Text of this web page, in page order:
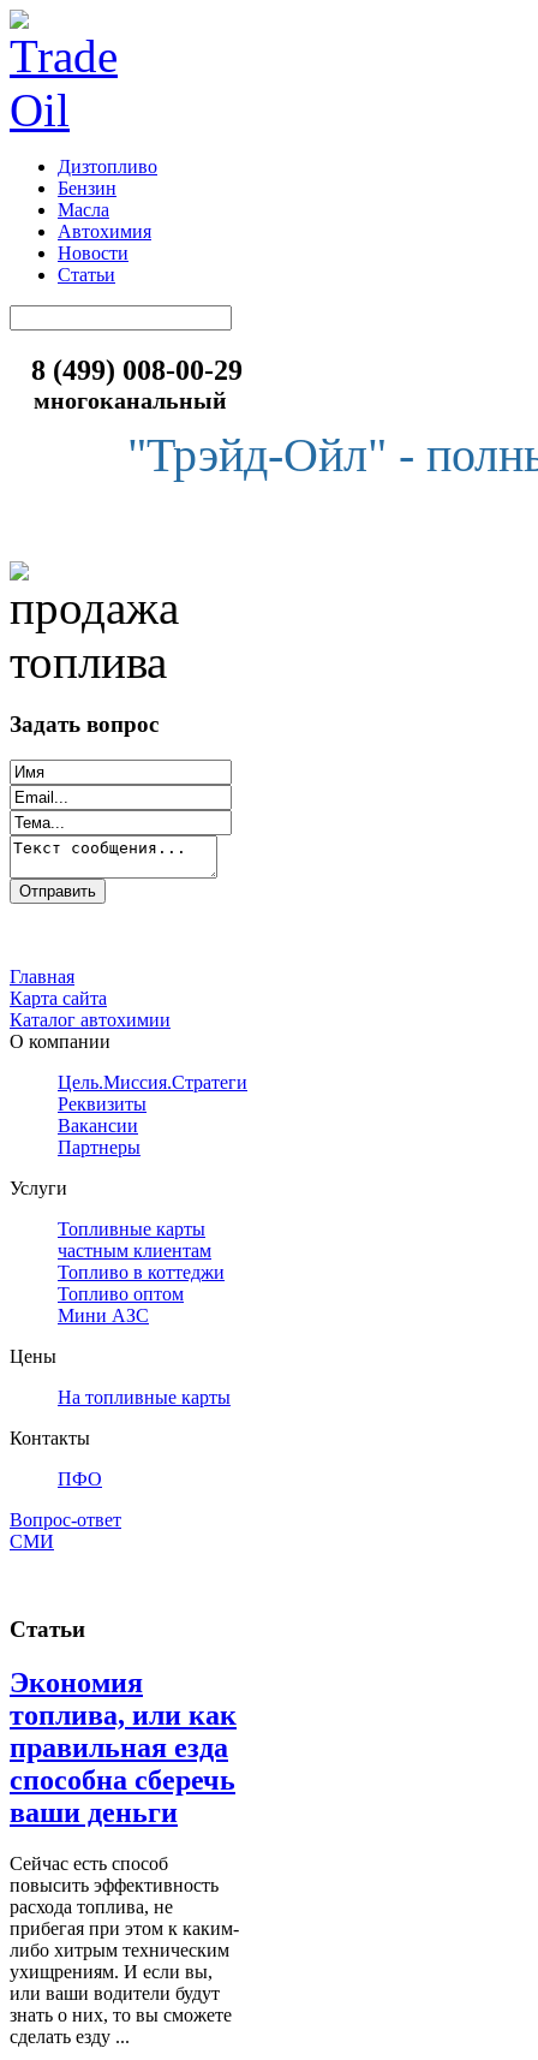
Дизтопливо
Бензин
Масла
Автохимия
Новости
Статьи
8 (499) 008-00-29
многоканальный
"Трэйд-Ойл" -
Задать вопрос
Главная
Карта сайта
Каталог автохимии
О компании
Цель.Миссия.Стратегия.
Реквизиты
Вакансии
Партнеры
Услуги
Топливные карты
частным клиентам
Топливо в коттеджи
Топливо оптом
Мини АЗС
Цены
На топливные карты
Контакты
ПФО
Вопрос-ответ
СМИ
Статьи
Экономия
топлива, или как
правильная езда
способна сберечь
ваши деньги
Сейчас есть способ
повысить эффективность
расхода топлива, не
прибегая при этом к каким-
либо хитрым техническим
ухищрениям. И если вы,
или ваши водители будут
знать о них, то вы сможете
сделать езду ...